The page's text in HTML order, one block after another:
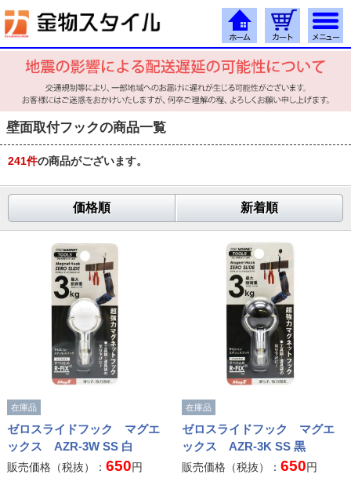
壁面取付フックの商品一覧
241件の商品がございます。
価格順 新着順
在庫品
ゼロスライドフック マグエ
ックス AZR-3W SS 白
販売価格（税抜）： 650円
在庫品
ゼロスライドフック マグエ
ックス AZR-3K SS 黒
販売価格（税抜）：650円